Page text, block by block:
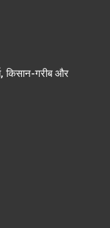
किसान-गरीब और